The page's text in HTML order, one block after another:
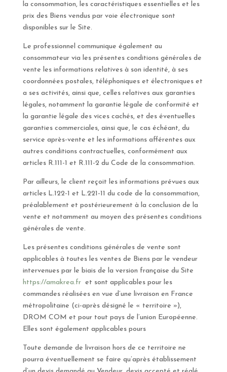
la consommation, les caractéristiques essentielles et les
prix des Biens vendus par voie électronique sont
disponibles sur le Site.
Le professionnel communique également au
consommateur via les présentes conditions générales de
vente les informations relatives à son identité, à ses
coordonnées postales, téléphoniques et électroniques et
a ses activités, ainsi que, celles relatives aux garanties
légales, notamment la garantie légale de conformité et
la garantie légale des vices cachés, et des éventuelles
garanties commerciales, ainsi que, le cas échéant, du
service après-vente et les informations afférentes aux
autres conditions contractuelles, conformément aux
articles R.111-1 et R.111-2 du Code de la consommation.
Par ailleurs, le client reçoit les informations prévues aux
articles L.122-1 et L.221-11 du code de la consommation,
préalablement et postérieurement à la conclusion de la
vente et notamment au moyen des présentes conditions
générales de vente.
Les présentes conditions générales de vente sont
applicables à toutes les ventes de Biens par le vendeur
intervenues par le biais de la version française du Site
https://amakrea.fret sont applicables pour les
commandes réalisées en vue d’une livraison en France
métropolitaine (ci-après désigné le « territoire »),
DROM COM et pour tout pays de l’union Européenne.
Elles sont également applicables pours
Toute demande de livraison hors de ce territoire ne
pourra éventuellement se faire qu’après établissement